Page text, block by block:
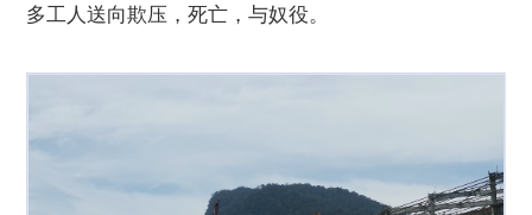
多工人送向欺压，死亡，与奴役。